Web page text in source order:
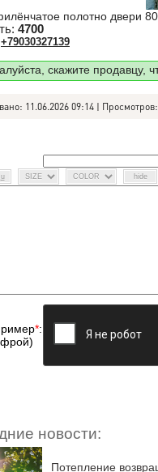
полотно двери
4700
+79030327139
скажите продавцу,
11.06.2026 09:14 |
*:
новости:
Потепление